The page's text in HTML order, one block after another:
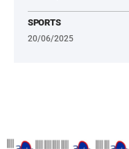
SPORTS
20/06/2025